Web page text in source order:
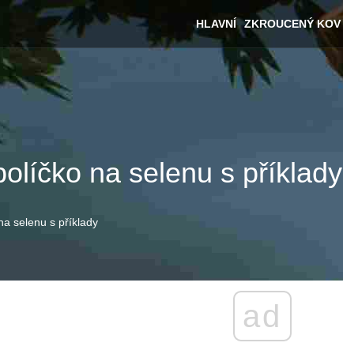
HLAVNÍ ZKROUCENÝ KOV
na selenu s příklady
selenu s příklady
ad